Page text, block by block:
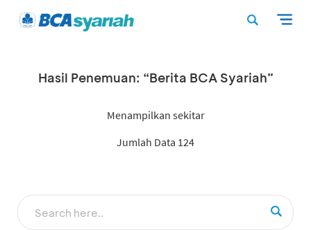
Hasil Penemuan: “Berita BCA Syariah”
Menampilkan sekitar
Jumlah Data 124